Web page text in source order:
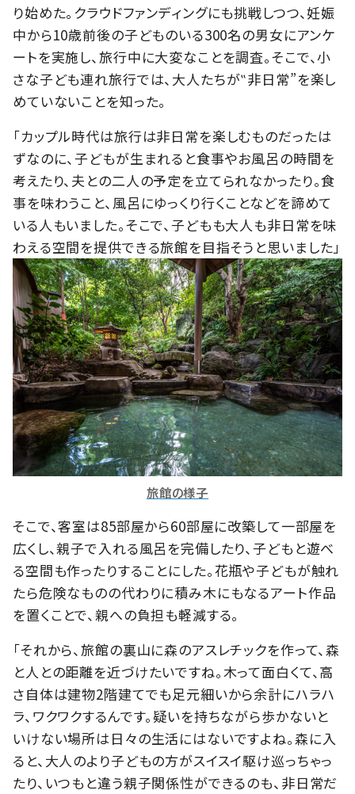
り始めた。クラウドファンディングにも挑戦しつつ、妊娠
中から10歳前後の子どものいる300名の男女にアンケ
ートを実施し、旅行中に大変なことを調査。そこで、小
さな子ども連れ旅行では、大人たちが‟非日常”を楽し
めていないことを知った。
「カップル時代は旅行は非日常を楽しむものだったは
ずなのに、子どもが生まれると食事やお風呂の時間を
考えたり、夫との二人の予定を立てられなかったり。食
事を味わうこと、風呂にゆっくり行くことなどを諦めて
いる人もいました。そこで、子どもも大人も非日常を味
わえる空間を提供できる旅館を目指そうと思いました」
旅館の様子
そこで、客室は85部屋から60部屋に改築して一部屋を
広くし、親子で入れる風呂を完備したり、子どもと遊べ
る空間も作ったりすることにした。花瓶や子どもが触れ
たら危険なものの代わりに積み木にもなるアート作品
を置くことで、親への負担も軽減する。
「それから、旅館の裏山に森のアスレチックを作って、森
と人との距離を近づけたいですね。木って面白くて、高
さ自体は建物2階建てでも足元細いから余計にハラハ
ラ、ワクワクするんです。疑いを持ちながら歩かないと
いけない場所は日々の生活にはないですよね。森に入
ると、大人のより子どもの方がスイスイ駆け巡っちゃっ
たり、いつもと違う親子関係性ができるのも、非日常だ